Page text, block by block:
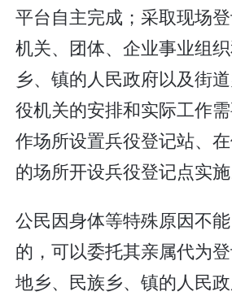
平台自主完成；采取现场
机关、团体、企业事业组
乡、镇的人民政府以及街
役机关的安排和实际工作
作场所设置兵役登记站、
的场所开设兵役登记点实施
公民因身体等特殊原因不
的，可以委托其亲属代为
地乡、民族乡、镇的人民